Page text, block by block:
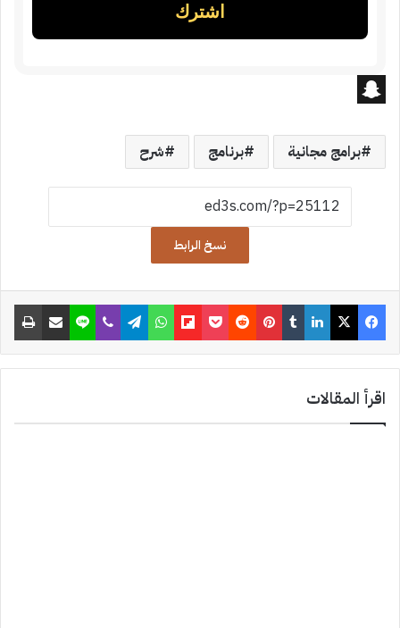
a
a
برامج مجانية برنامج شرح
نسخ الرابط
فيسبوك ‫X لينكدإن ‏Tumblr بينتيريست ‏Reddit
‫Pocket
Flipboard واتساب تيلقرام ڤايبر لاين مشاركة عبر البريد
اقرأ المقالات